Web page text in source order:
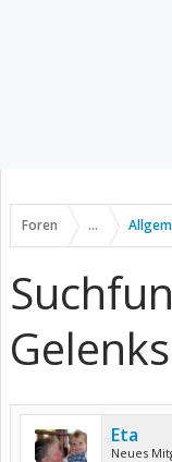
Foren ...
Eta
Neues